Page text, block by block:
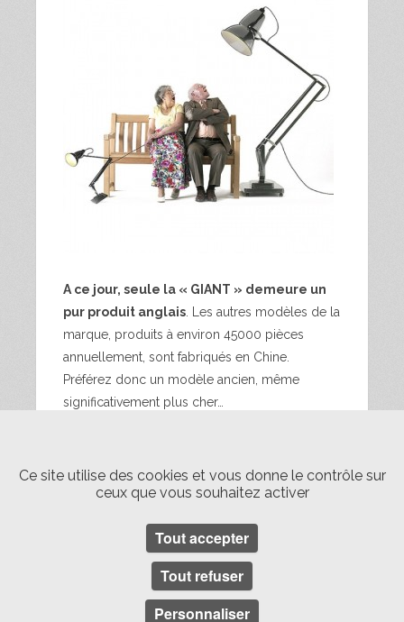
A ce jour, seule la « GIANT » demeure un
pur produit anglais . Les autres modèles de la
marque, produits à environ 45000 pièces
annuellement, sont fabriqués en Chine.
Préférez donc un modèle ancien, même
significativement plus cher…
http://designmuseum.org/design/anglepoise
Brigitte DURIEUX « Le mobilier industriel ;
quand l’utile devient style » ouvrage
datant de septembre 2009
http://www.anglepoise.com/
Ce site utilise des cookies et vous donne le contrôle sur
ceux que vous souhaitez activer
Tout accepter
Tout refuser
Personnaliser